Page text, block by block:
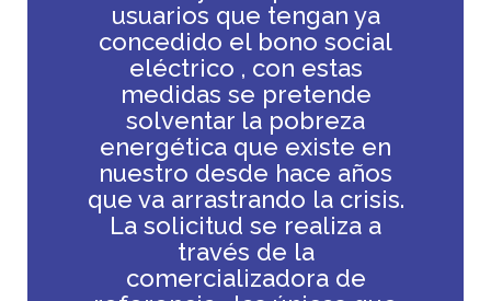
usuarios que tengan ya
concedido el bono social
eléctrico , con estas
medidas se pretende
solventar la pobreza
energética que existe en
nuestro desde hace años
que va arrastrando la crisis.
La solicitud se realiza a
través de la
comercializadora de